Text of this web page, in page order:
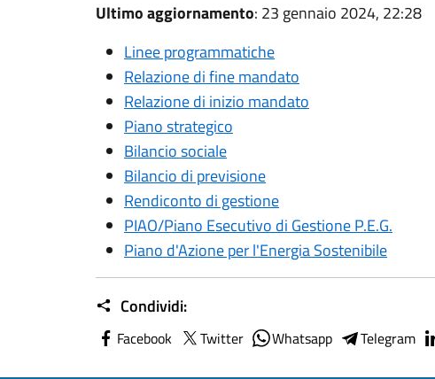
Ultimo aggiornamento: 23 gennaio 2024, 22:28
Linee programmatiche
Relazione di fine mandato
Relazione di inizio mandato
Piano strategico
Bilancio sociale
Bilancio di previsione
Rendiconto di gestione
PIAO/Piano Esecutivo di Gestione P.E.G.
Piano d'Azione per l'Energia Sostenibile
Condividi:
Facebook Twitter Whatsapp Telegram